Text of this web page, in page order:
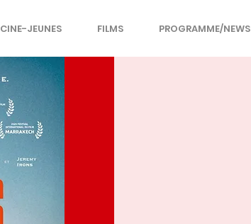
CINE-JEUNES FILMS PROGRAMME/NEWS